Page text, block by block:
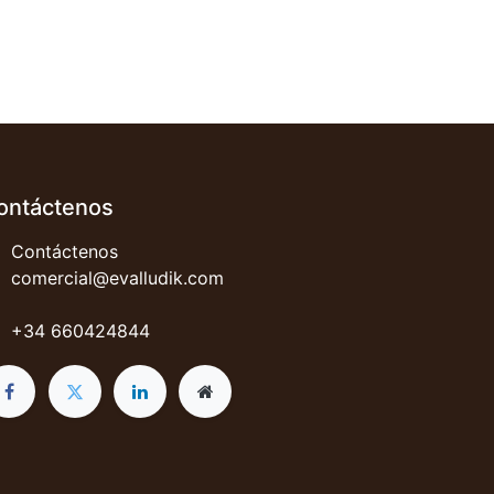
Contáctenos
comercial@evalludik.com
+34 660424844